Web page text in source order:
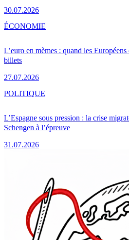
30.07.2026
L’euro en mèmes : quand les
billets
27.07.2026
ÉCONOMIE
L’Espagne sous pression : la crise
Schengen à l’épreuve
31.07.2026
POLITIQUE